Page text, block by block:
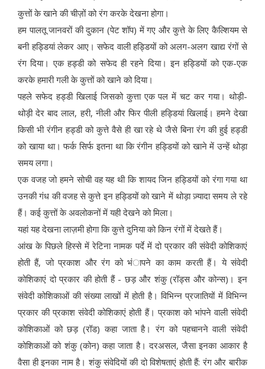
कुत्तों के खाने की चीज़ों को रंग करके देखना होगा।
हम पालतू जानवरों की दुकान (पेट शॉप) में गए और कुत्ते के लिए कैल्शियम से
बनी हड्डियां लेकर आए। सफेद वाली हड्डियों को अलग-अलग खाद्य रंगों से
रंग दिया। एक हड्डी को सफेद ही रहने दिया। इन हड्डियों को एक-एक
करके हमारी गली के कुत्तों को खाने को दिया।
पहले सफेद हड्डी खिलाई जिसको कुत्ता एक पल में चट कर गया। थोड़ी-
थोड़ी देर बाद लाल, हरी, नीली और फिर पीली हड्डियां खिलाई। हमने देखा
किसी भी रंगीन हड्डी को कुत्ते वैसे ही खा रहे थे जैसे बिना रंग की हुई हड्डी
को खाया था। फर्क सिर्फ इतना था कि रंगीन हड्डियों को खाने में उन्हें थोड़ा
समय लगा।
एक वजह जो हमने सोची वह यह थी कि शायद जिन हड्डियों को रंगा गया था
उनकी गंध की वजह से कुत्ते इन हड्डियों को खाने में थोड़ा ज़्यादा समय ले रहे
हैं। कई कुत्तों के अवलोकनों में यही देखने को मिला।
यहां यह देखना लाज़मी होगा कि कुत्ते दुनिया को किन रंगों में देखते हैं।
आंख के पिछले हिस्से में रेटिना नामक पर्दे में दो प्रकार की संवेदी कोशिकाएं
होती हैं, जो प्रकाश और रंग को भंापने का काम करती हैं। ये संवेदी
कोशिकाएं दो प्रकार की होती हैं - छड़ और शंकु (रॉड्स और कोन्स)। इन
संवेदी कोशिकाओं की संख्या लाखों में होती है। विभिन्न प्रजातियों में विभिन्न
प्रकार की प्रकाश संवेदी कोशिकाएं होती हैं। प्रकाश को भांपने वाली संवेदी
कोशिकाओं को छड़ (रॉड) कहा जाता है। रंग को पहचानने वाली संवेदी
कोशिकाओं को शंकु (कोन) कहा जाता है। दरअसल, जैसा इनका आकार है
वैसा ही इनका नाम है। शंकु संवेदियों की दो विशेषताएं होती हैं: रंग और बारीक